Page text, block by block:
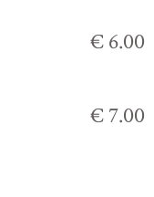
€ 6.00
€ 7.00